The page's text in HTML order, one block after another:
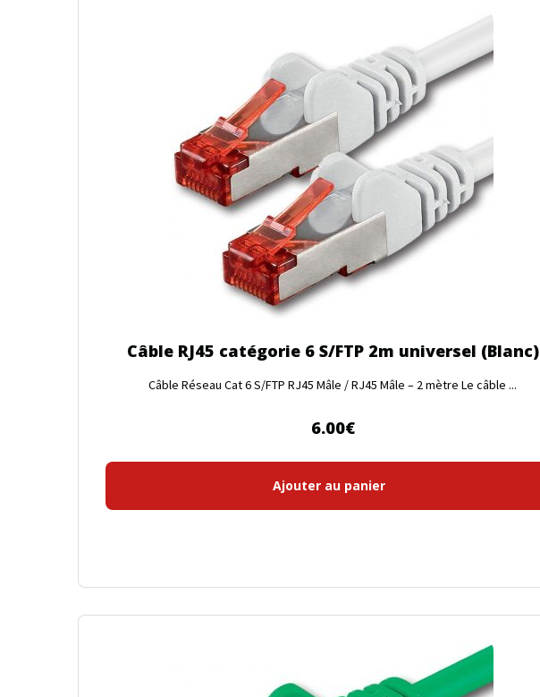
Câble RJ45 catégorie 6 S/FTP 2m universel (Blanc)
Câble Réseau Cat 6 S/FTP RJ45 Mâle / RJ45 Mâle – 2 mètre Le câble ...
6.00€
Ajouter au panier